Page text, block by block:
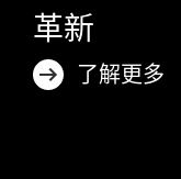
革新
了解更多